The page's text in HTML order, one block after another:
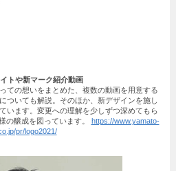
トや新マーク紹介動画
ての想いをまとめた、複数の動画を用意する
ついても解説。そのほか、新デザインを施し
います。変更への理解を少しずつ深めてもら
の醸成を図っています。
https://www.yamato-
pr/logo2021/